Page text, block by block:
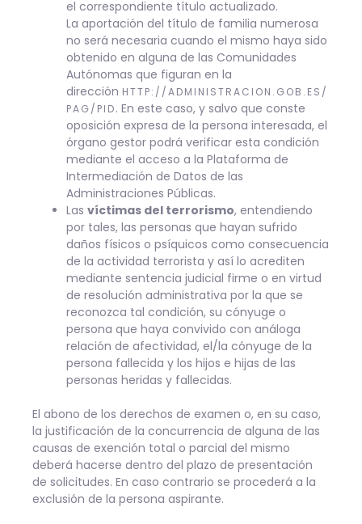
el correspondiente título actualizado.
La aportación del título de familia numerosa
no será necesaria cuando el mismo haya sido
obtenido en alguna de las Comunidades
Autónomas que figuran en la
dirección HTTP://ADMINISTRACION.GOB.ES/
PAG/PID. En este caso, y salvo que conste
oposición expresa de la persona interesada, el
órgano gestor podrá verificar esta condición
mediante el acceso a la Plataforma de
Intermediación de Datos de las
Administraciones Públicas.
Las víctimas del terrorismo, entendiendo
por tales, las personas que hayan sufrido
daños físicos o psíquicos como consecuencia
de la actividad terrorista y así lo acrediten
mediante sentencia judicial firme o en virtud
de resolución administrativa por la que se
reconozca tal condición, su cónyuge o
persona que haya convivido con análoga
relación de afectividad, el/la cónyuge de la
persona fallecida y los hijos e hijas de las
personas heridas y fallecidas.
El abono de los derechos de examen o, en su caso,
la justificación de la concurrencia de alguna de las
causas de exención total o parcial del mismo
deberá hacerse dentro del plazo de presentación
de solicitudes. En caso contrario se procederá a la
exclusión de la persona aspirante.